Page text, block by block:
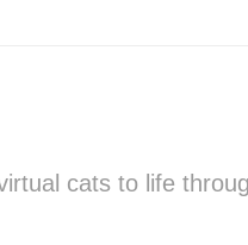
cats to life